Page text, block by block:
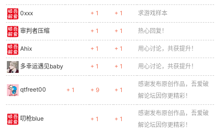
0xxx + 1 + 1 求游戏样本
审判者压缩 + 1 + 1 热心回复！
Ahix + 1 + 1 用心讨论，共获提升！
多幸运遇见baby + 1 + 1 用心讨论，共获提升！
qtfreet00 + 1 + 9 + 1
感谢发布原创作品，吾爱破
解论坛因你更精彩！
叨枪blue + 1 + 1
感谢发布原创作品，吾爱破
解论坛因你更精彩！